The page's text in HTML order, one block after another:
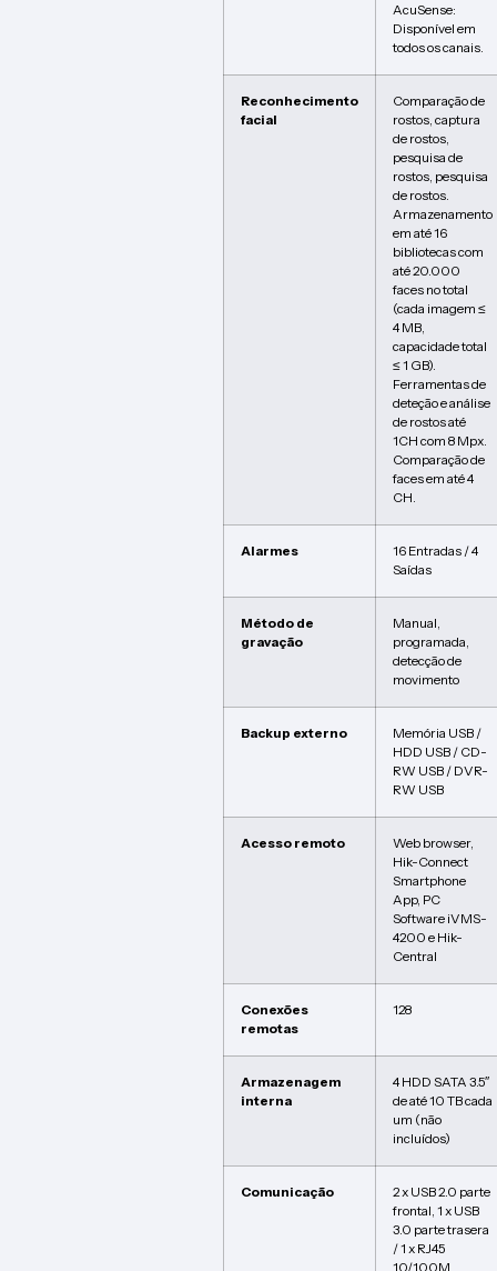
AcuSense:
Disponível em
todos os canais.
Reconhecimento
facial
Comparação de
rostos, captura
de rostos,
pesquisa de
rostos, pesquisa
de rostos.
Armazenamento
em até 16
bibliotecas com
até 20.000
faces no total
(cada imagem ≤
4 MB,
capacidade total
≤ 1 GB).
Ferramentas de
deteção e análise
de rostos até
1CH com 8 Mpx.
Comparação de
faces em até 4
CH.
Alarmes
16 Entradas / 4
Saídas
Método de
gravação
Manual,
programada,
detecção de
movimento
Backup externo
Memória USB /
HDD USB / CD-
RW USB / DVR-
RW USB
Acesso remoto
Web browser,
Hik-Connect
Smartphone
App, PC
Software iVMS-
4200 e Hik-
Central
Conexões
remotas
128
Armazenagem
interna
4 HDD SATA 3.5″
de até 10 TB cada
um (não
incluídos)
Comunicação
2 x USB 2.0 parte
frontal, 1 x USB
3.0 parte trasera
/ 1 x RJ45
10/100M